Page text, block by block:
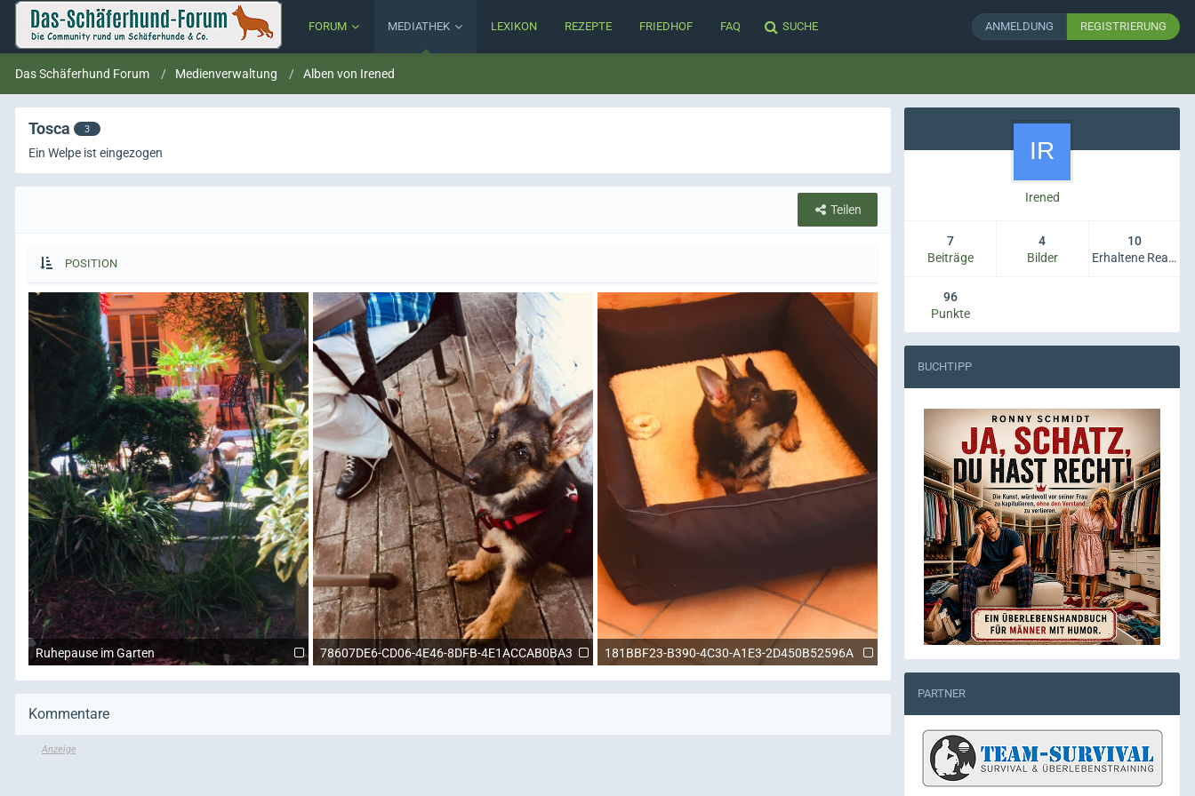
FORUM MEDIATHEK LEXIKON REZEPTE FRIEDHOF FAQ SUCHE ANMELDUNG REGISTRIERUNG
Das Schäferhund Forum Medienverwaltung Alben von Irened
Tosca 3
Ein Welpe ist eingezogen
Teilen
POSITION
Ruhepause im Garten 78607DE6-CD06-4E46-8DFB-4E1ACCAB0BA3 181BBF23-B390-4C30-A1E3-2D450B52596A
Kommentare
Irened
Beiträge
7
Bilder
4
Erhaltene Reaktionen
10
Punkte
96
BUCHTIPP
PARTNER